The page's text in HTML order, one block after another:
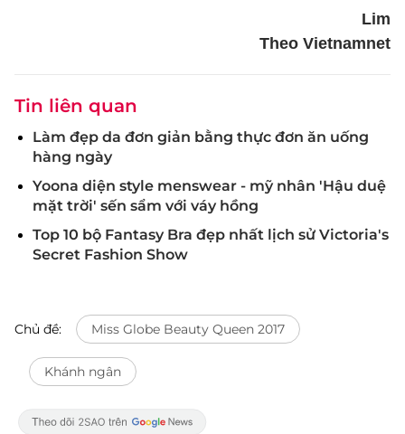
Lim
Theo Vietnamnet
Tin liên quan
Làm đẹp da đơn giản bằng thực đơn ăn uống
hàng ngày
Yoona diện style menswear - mỹ nhân 'Hậu duệ
mặt trời' sến sẩm với váy hồng
Top 10 bộ Fantasy Bra đẹp nhất lịch sử Victoria's
Secret Fashion Show
Chủ đề: Miss Globe Beauty Queen 2017
Khánh ngân